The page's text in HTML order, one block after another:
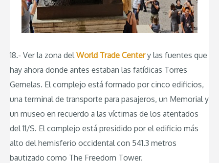
18.- Ver la zona del World Trade Centery las fuentes que
hay ahora donde antes estaban las fatídicas Torres
Gemelas. El complejo está formado por cinco edificios,
una terminal de transporte para pasajeros, un Memorial y
un museo en recuerdo a las víctimas de los atentados
del 11/S. El complejo está presidido por el edificio más
alto del hemisferio occidental con 541.3 metros
bautizado como The Freedom Tower.